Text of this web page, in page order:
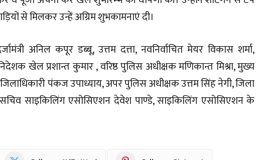
से मिलकर उन्हें अग्रिम शुभकामनाएं दी।
अनिल कपूर डब्बू, उत्तम दत्ता, नवनिर्वाचित मेयर विकास शर्मा,
खेल प्रशान्त कुमार , वरिष्ठ पुलिस अधीक्षक मणिकान्त मिश्रा, मुख्य
पंकज उपाध्याय, अपर पुलिस अधीक्षक उत्तम सिंह नेगी, जिला
साइकिलिंग एसोसिएशन देवेश पाण्डे, साइकिलिंग एसोसिएशन के